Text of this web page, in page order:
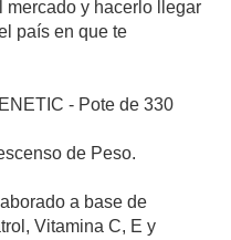
mercado y hacerlo llegar
país en que te
- Pote de 330
de Peso.
a base de
Vitamina C, E y